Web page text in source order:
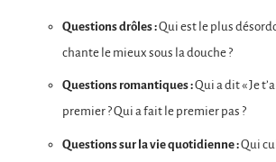
Questions drôles :Qui est le plus
chante le mieux sous la douche ?
Questions romantiques :Qui a dit « Je
premier ? Qui a fait le premier pas ?
Questions sur la vie quotidienne :Qui